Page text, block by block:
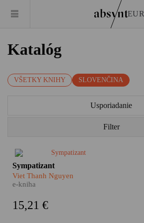
EUR
Katalóg
VŠETKY KNIHY SLOVENČINA
Usporiadanie
Filter
Jeden je agent vietnamských
komunistov, druhý slúži
juhovietnamskému
demokratickému režimu. Sú
Rozštiepená osobnosť i
Sympatizant
Viet Thanh Nguyen
e-kniha
15,21 €